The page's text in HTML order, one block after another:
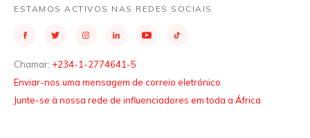
ESTAMOS ACTIVOS NAS REDES SOCIAIS
Chamar: +234-1-2774641-5
Enviar-nos uma mensagem de correio eletrónico
Junte-se à nossa rede de influenciadores em toda a África